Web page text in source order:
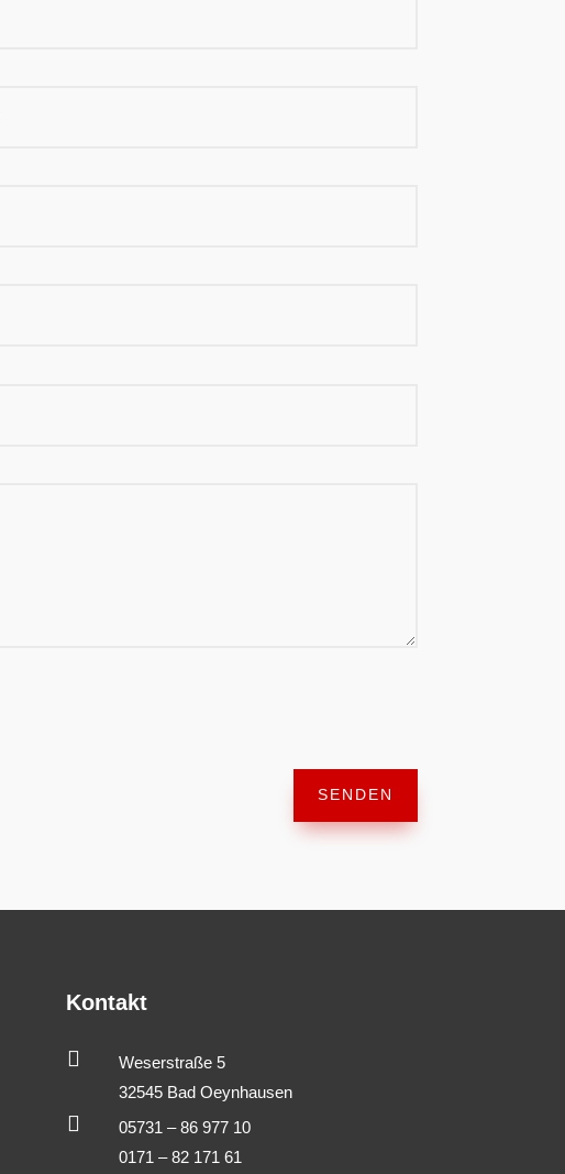
SENDEN
Kontakt

Weserstraße 5
32545 Bad Oeynhausen

05731 – 86 977 10
0171 – 82 171 61